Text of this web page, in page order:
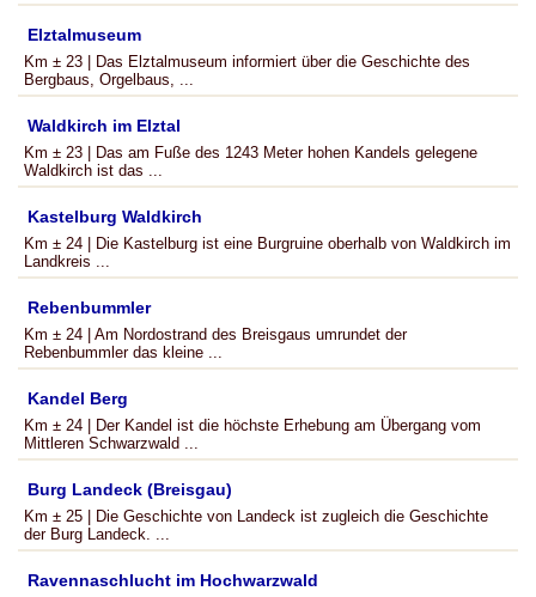
Elztalmuseum
Km ± 23 | Das Elztalmuseum informiert über die Geschichte des
Bergbaus, Orgelbaus, ...
Waldkirch im Elztal
Km ± 23 | Das am Fuße des 1243 Meter hohen Kandels gelegene
Waldkirch ist das ...
Kastelburg Waldkirch
Km ± 24 | Die Kastelburg ist eine Burgruine oberhalb von Waldkirch im
Landkreis ...
Rebenbummler
Km ± 24 | Am Nordostrand des Breisgaus umrundet der
Rebenbummler das kleine ...
Kandel Berg
Km ± 24 | Der Kandel ist die höchste Erhebung am Übergang vom
Mittleren Schwarzwald ...
Burg Landeck (Breisgau)
Km ± 25 | Die Geschichte von Landeck ist zugleich die Geschichte
der Burg Landeck. ...
Ravennaschlucht im Hochwarzwald